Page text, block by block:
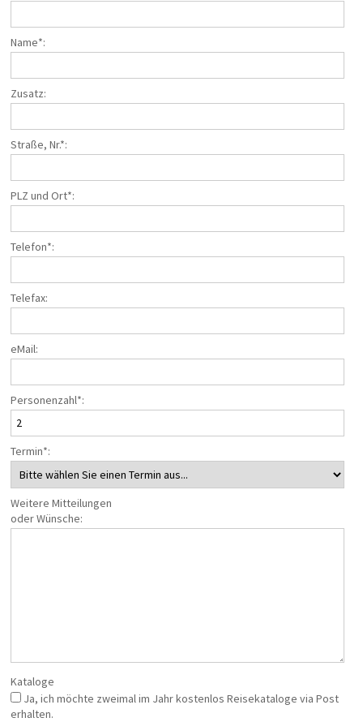
Geschäftsführung
Historie
Nachhaltigkeit
Katalogbestellung
WhatsApp
Name*:
Zusatz:
Straße, Nr.*:
PLZ und Ort*:
Telefon*:
Telefax:
eMail:
Personenzahl*:
Termin*:
Weitere Mitteilungen
oder Wünsche:
Kataloge
Ja, ich möchte zweimal im Jahr kostenlos Reisekataloge via Post
erhalten.